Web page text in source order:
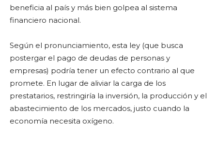
beneficia al país y más bien golpea al sistema
financiero nacional.
Según el pronunciamiento, esta ley (que busca
postergar el pago de deudas de personas y
empresas) podría tener un efecto contrario al que
promete. En lugar de aliviar la carga de los
prestatarios, restringiría la inversión, la producción y el
abastecimiento de los mercados, justo cuando la
economía necesita oxígeno.